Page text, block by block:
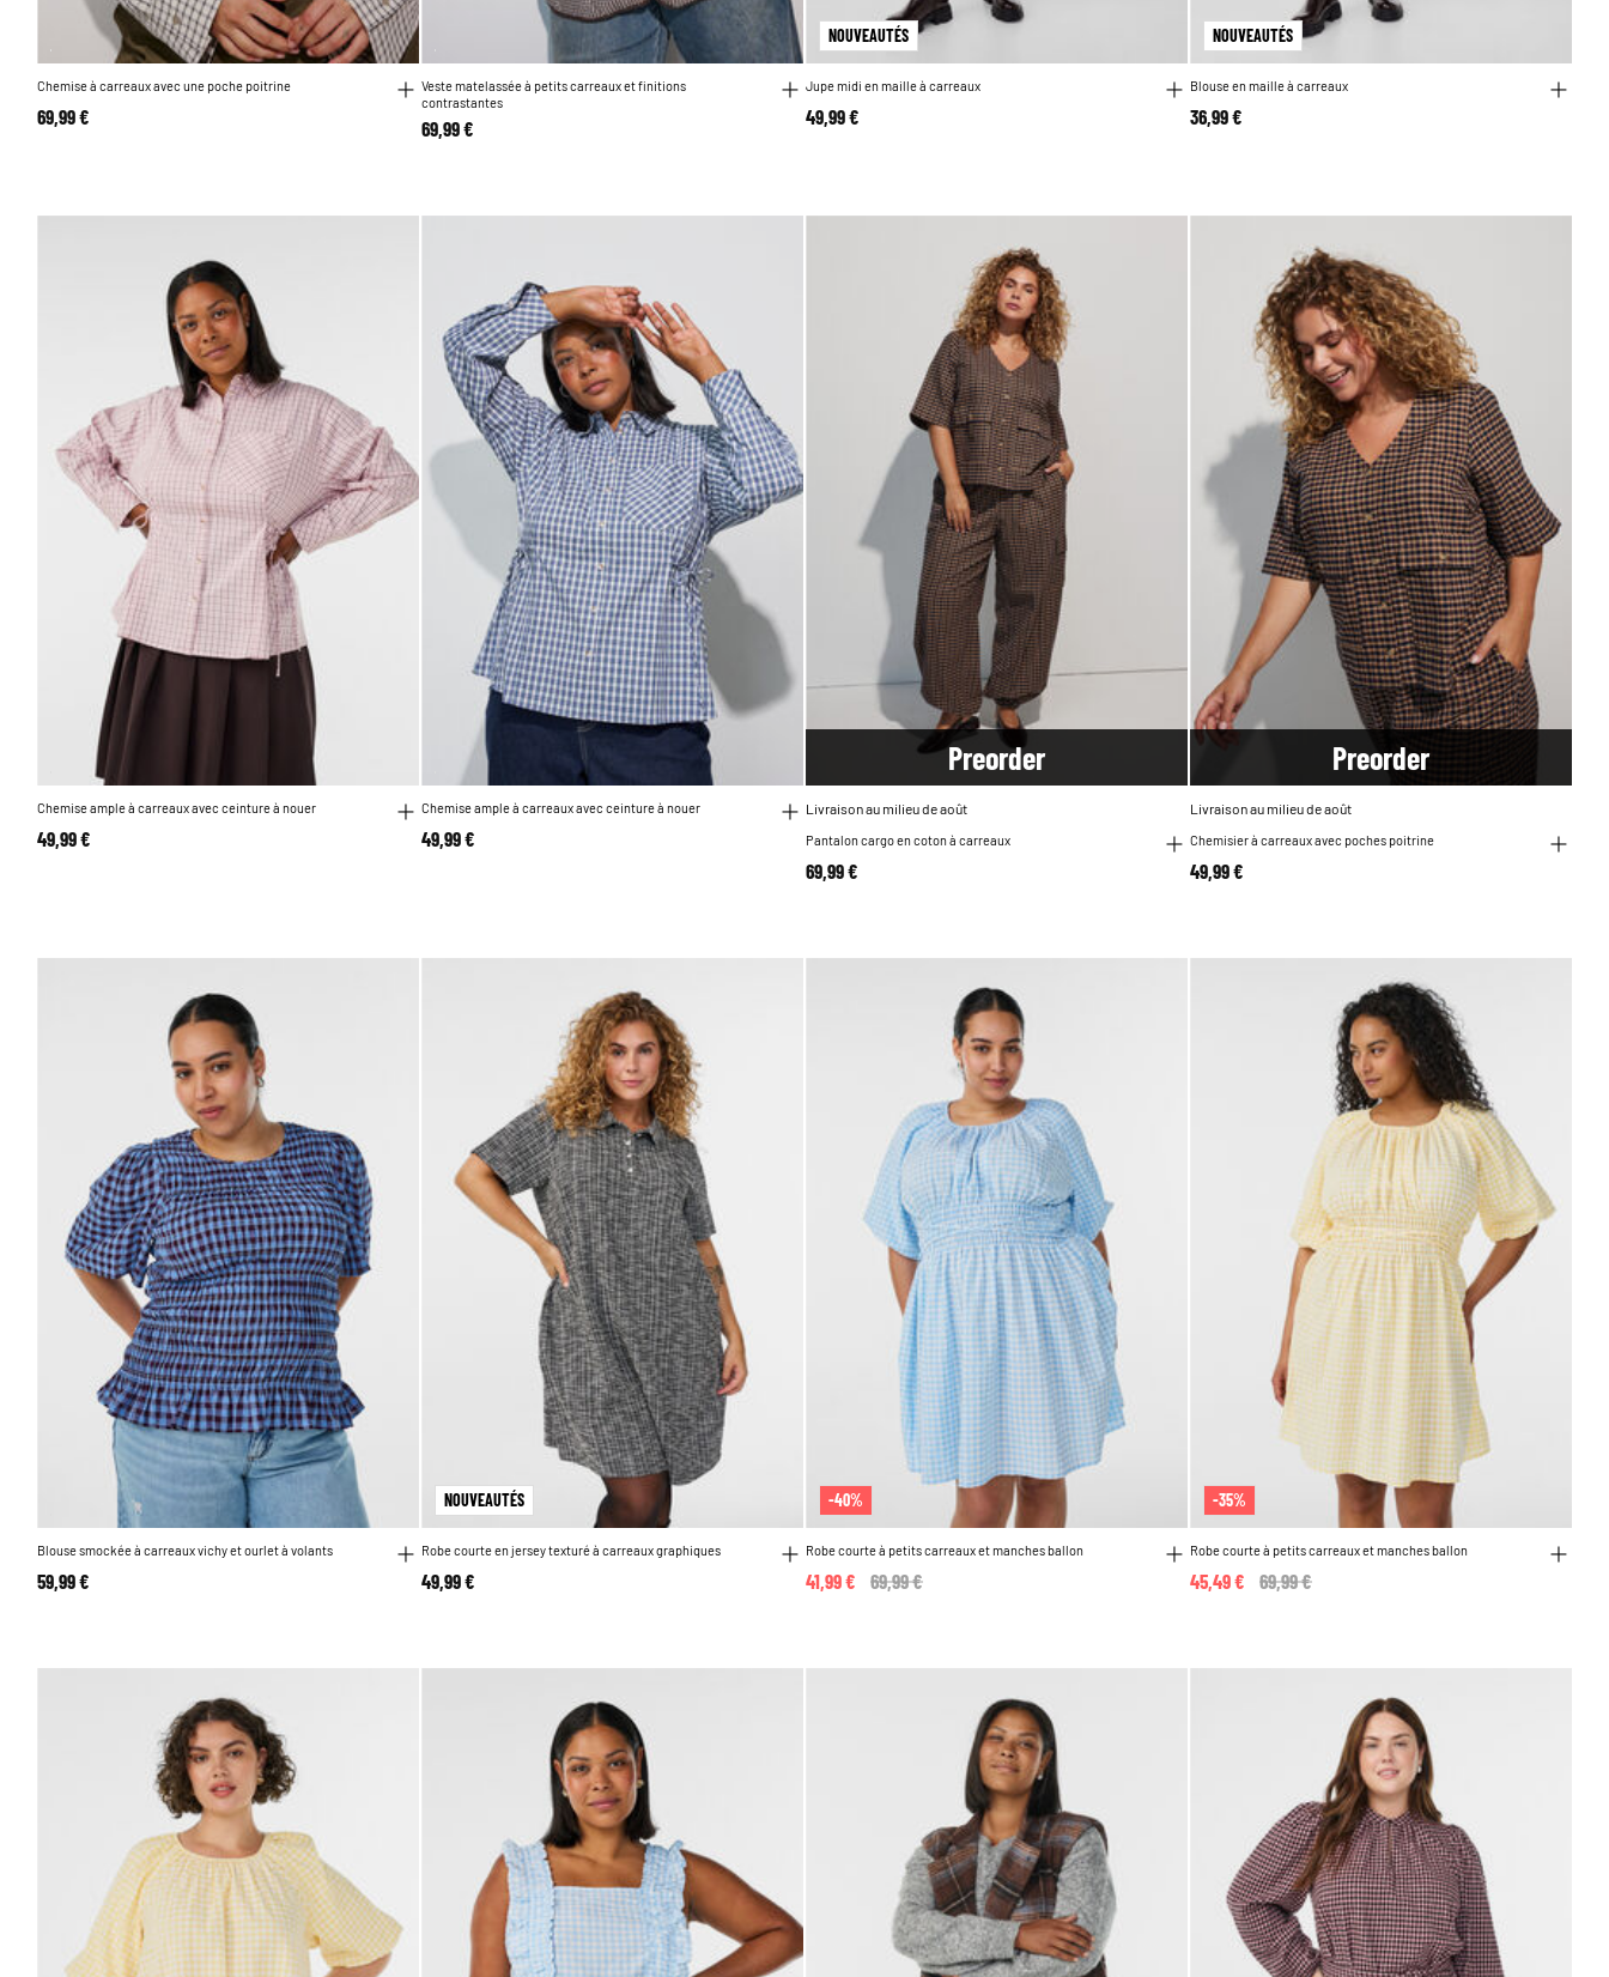
Chemise à carreaux avec une poche poitrine
69,99 €
Veste matelassée à petits carreaux et finitions
contrastantes
69,99 €
NOUVEAUTÉS
Jupe midi en maille à carreaux
49,99 €
NOUVEAUTÉS
Blouse en maille à carreaux
36,99 €
Chemise ample à carreaux avec ceinture à nouer
49,99 €
Chemise ample à carreaux avec ceinture à nouer
49,99 €
Preorder
Livraison au milieu de août
Pantalon cargo en coton à carreaux
69,99 €
Preorder
Livraison au milieu de août
Chemisier à carreaux avec poches poitrine
49,99 €
Blouse smockée à carreaux vichy et ourlet à volants
59,99 €
NOUVEAUTÉS
Robe courte en jersey texturé à carreaux graphiques
49,99 €
-40%
Robe courte à petits carreaux et manches ballon
Price reduced from
69,99 €
41,99 €
-35%
Robe courte à petits carreaux et manches ballon
Price reduced from
69,99 €
45,49 €